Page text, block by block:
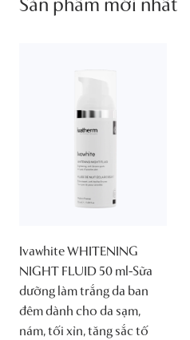
Sản phẩm mới nhất
Ivawhite WHITENING
NIGHT FLUID 50 ml-Sữa
dưỡng làm trắng da ban
đêm dành cho da sạm,
nám, tối xỉn, tăng sắc tố